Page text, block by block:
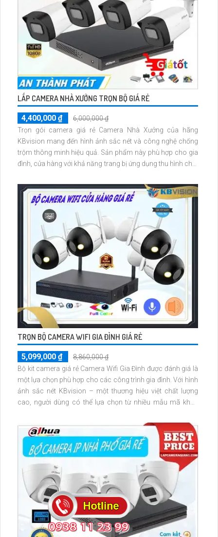
LẮP CAMERA NHÀ XƯỞNG TRỌN BỘ GIÁ RẺ
4,400,000 ₫
6,000,000 ₫
Trọn gói camera giá rẻ Camera Nhà Xưởng của hãng
KBvision mang đến hình ảnh sắc nét và công nghệ chống
trộm thông minh hiệu quả. Sản phẩm này phù hợp cho gia
đình, cửa hàng với khả năng trang bị ứng dụng thu hình chất
TRỌN BỘ CAMERA WIFI GIA ĐÌNH GIÁ RẺ
5,099,000 ₫
8,860,000 ₫
Bộ kit camera giá rẻ Camera Wifi Gia Đình được đánh giá là
một lựa chọn phù hợp cho các công trình gia đình. Với hình
ảnh sắc nét KBvision – một thương hiệu việt chất lượng
cao, người dùng có thể lựa chọn từ nhiều mẫu mã khác